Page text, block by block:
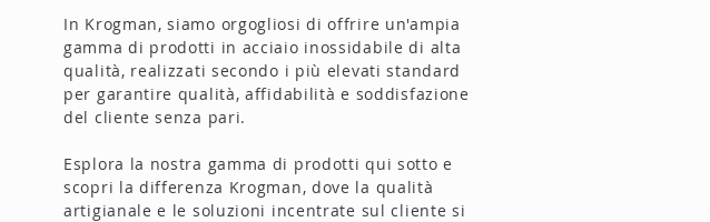
In Krogman, siamo orgogliosi di offrire un'ampia
gamma di prodotti in acciaio inossidabile di alta
qualità, realizzati secondo i più elevati standard
per garantire qualità, affidabilità e soddisfazione
del cliente senza pari.
Esplora la nostra gamma di prodotti qui sotto e
scopri la differenza Krogman, dove la qualità
artigianale e le soluzioni incentrate sul cliente si